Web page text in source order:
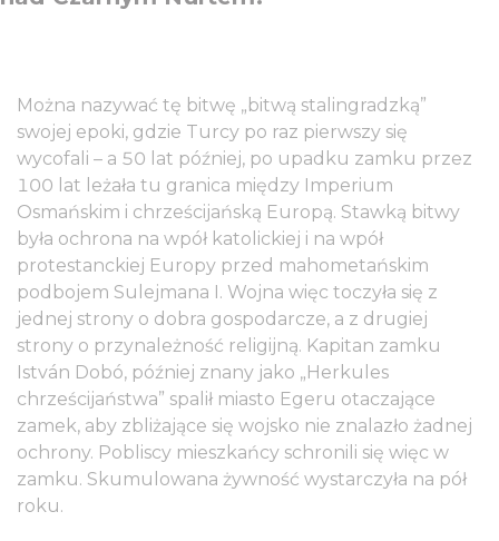
Można nazywać tę bitwę „bitwą stalingradzką”
swojej epoki, gdzie Turcy po raz pierwszy się
wycofali – a 50 lat później, po upadku zamku przez
100 lat leżała tu granica między Imperium
Osmańskim i chrześcijańską Europą. Stawką bitwy
była ochrona na wpół katolickiej i na wpół
protestanckiej Europy przed mahometańskim
podbojem Sulejmana I. Wojna więc toczyła się z
jednej strony o dobra gospodarcze, a z drugiej
strony o przynależność religijną. Kapitan zamku
István Dobó, później znany jako „Herkules
chrześcijaństwa” spalił miasto Egeru otaczające
zamek, aby zbliżające się wojsko nie znalazło żadnej
ochrony. Pobliscy mieszkańcy schronili się więc w
zamku. Skumulowana żywność wystarczyła na pół
roku.